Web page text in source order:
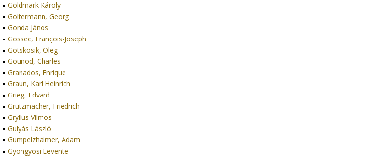
Goldmark Károly
Goltermann, Georg
Gonda János
Gossec, François-Joseph
Gotskosik, Oleg
Gounod, Charles
Granados, Enrique
Graun, Karl Heinrich
Grieg, Edvard
Grützmacher, Friedrich
Gryllus Vilmos
Gulyás László
Gumpelzhaimer, Adam
Gyöngyösi Levente